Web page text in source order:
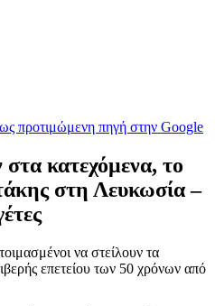
προτιμώμενη πηγή στην Google
κατεχόμενα, το
στη Λευκωσία –
να στείλουν τα
επετείου των 50 χρόνων από